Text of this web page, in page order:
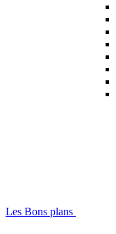
Les Bons plans